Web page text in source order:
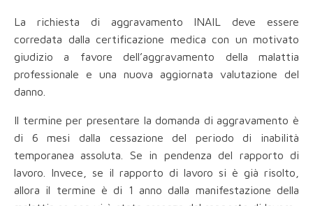
La richiesta di aggravamento INAIL deve essere
corredata dalla certificazione medica con un motivato
giudizio a favore dell’aggravamento della malattia
professionale e una nuova aggiornata valutazione del
danno.
Il termine per presentare la domanda di aggravamento è
di 6 mesi dalla cessazione del periodo di inabilità
temporanea assoluta. Se in pendenza del rapporto di
lavoro. Invece, se il rapporto di lavoro si è già risolto,
allora il termine è di 1 anno dalla manifestazione della